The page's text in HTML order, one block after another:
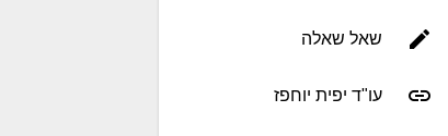
שאל שאלה
עו"ד יפית יוחפז